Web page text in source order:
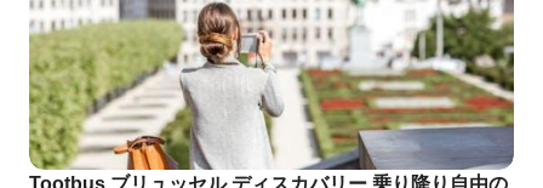
Tootbus ブリュッセル ディスカバリー 乗り降り自由の